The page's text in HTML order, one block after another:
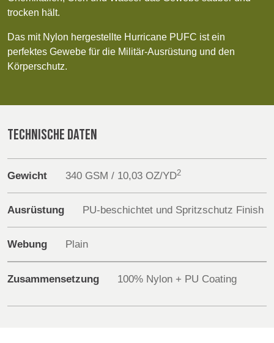
Discover
Products
Sustainability
Veranstaltungen
Contact
Erweiterte Suche
Einloggen
(1)
SLOVAKIA
FINNLAND
FRANCE, ITALY,
GERMANY,
TRUTHAHN
BULGARIA,
GREECE,
SLOVENIA
trocken hält.
Das mit Nylon hergestellte Hurricane PUFC ist ein
perfektes Gewebe für die Militär-Ausrüstung und den
Körperschutz.
TECHNISCHE DATEN
Gewicht 340 GSM / 10,03 OZ/YD2
Ausrüstung PU-beschichtet und Spritzschutz Finish
Webung Plain
Zusammensetzung 100% Nylon + PU Coating